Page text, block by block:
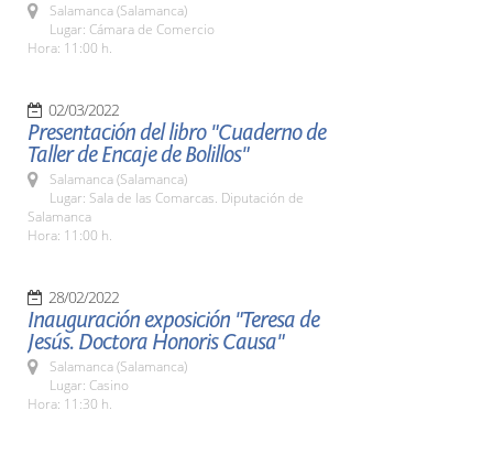
Salamanca (Salamanca)
Lugar: Cámara de Comercio
Hora: 11:00 h.
02/03/2022
Presentación del libro "Cuaderno de
Taller de Encaje de Bolillos"
Salamanca (Salamanca)
Lugar: Sala de las Comarcas. Diputación de
Salamanca
Hora: 11:00 h.
28/02/2022
Inauguración exposición "Teresa de
Jesús. Doctora Honoris Causa"
Salamanca (Salamanca)
Lugar: Casino
Hora: 11:30 h.